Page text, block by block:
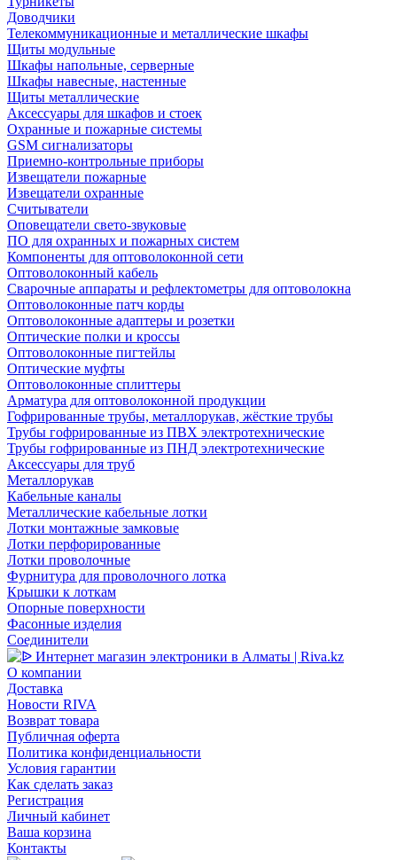
Доводчики
Телекоммуникационные и металлические шкафы
Щиты модульные
Шкафы напольные, серверные
Шкафы навесные, настенные
Щиты металлические
Аксессуары для шкафов и стоек
Охранные и пожарные системы
GSM сигнализаторы
Приемно-контрольные приборы
Извещатели пожарные
Извещатели охранные
Считыватели
Оповещатели свето-звуковые
ПО для охранных и пожарных систем
Компоненты для оптоволоконной сети
Оптоволоконный кабель
Сварочные аппараты и рефлектометры для оптоволокна
Оптоволоконные патч корды
Оптоволоконные адаптеры и розетки
Оптические полки и кроссы
Оптоволоконные пигтейлы
Оптические муфты
Оптоволоконные сплиттеры
Арматура для оптоволоконной продукции
Гофрированные трубы, металлорукав, жёсткие трубы
Трубы гофрированные из ПВХ электротехнические
Трубы гофрированные из ПНД электротехнические
Аксессуары для труб
Металлорукав
Кабельные каналы
Металлические кабельные лотки
Лотки монтажные замковые
Лотки перфорированные
Лотки проволочные
Фурнитура для проволочного лотка
Крышки к лоткам
Опорные поверхности
Фасонные изделия
Соединители
О компании
Доставка
Новости RIVA
Возврат товара
Публичная оферта
Политика конфиденциальности
Условия гарантии
Как сделать заказ
Регистрация
Личный кабинет
Ваша корзина
Контакты